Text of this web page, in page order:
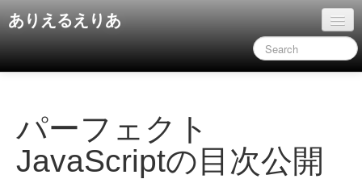
ありえるえりあ
旧コンテンツ
パーフェクト
JavaScriptの目次公開